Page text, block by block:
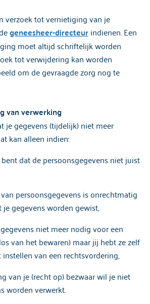
verzoek tot vernietiging van je
geneesheer-directeurindienen. Een
moet altijd schriftelijk worden
tot verwijdering kan worden
om de gevraagde zorg nog te
van verwerking
je gegevens (tijdelijk) niet meer
kan alleen indien:
dat de persoonsgegevens niet juist
persoonsgegevens is onrechtmatig
gegevens worden gewist,
niet meer nodig voor een
van het bewaren) maar jij hebt ze zelf
van een rechtsvordering,
van je (recht op) bezwaar wil je niet
worden verwerkt.